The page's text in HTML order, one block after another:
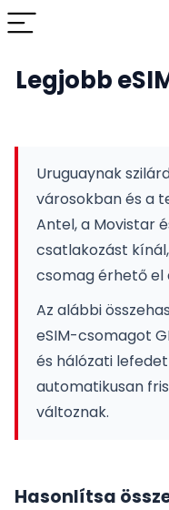
Legjobb
Uruguaynak
városokban és a
Antel, a Movistar
csatlakozást
csomag érhető
Az alábbi
eSIM-csomagot
és hálózati
automatikusan
változnak.
Hasonlítsa